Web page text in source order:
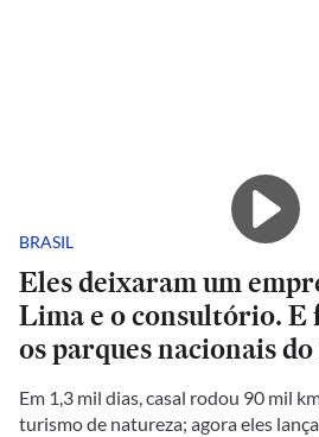
BRASIL
Eles deixaram um
Lima e o consultório. E
os parques nacionais
Em 1,3 mil dias, casal rodou 90 mil
turismo de natureza; agora eles